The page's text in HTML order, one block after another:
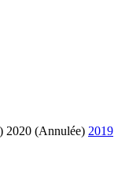
2020 (Annulée) 2019